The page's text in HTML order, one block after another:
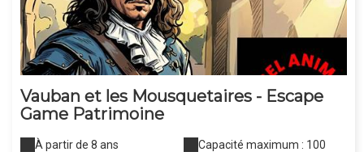
Vauban et les Mousquetaires - Escape
Game Patrimoine
À partir de 8 ans Capacité maximum : 100